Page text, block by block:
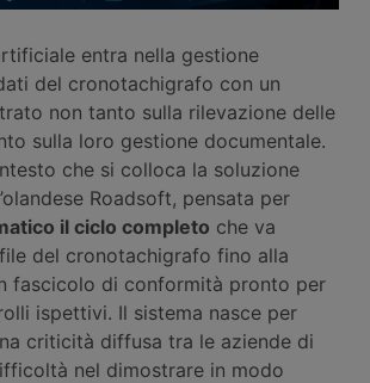
entra nella gestione
del cronotachigrafo con un
non tanto sulla rilevazione delle
sulla loro gestione documentale.
che si colloca la soluzione
Roadsoft, pensata per
il ciclo completo che va
file del cronotachigrafo fino alla
fascicolo di conformità pronto per
ispettivi. Il sistema nasce per
criticità diffusa tra le aziende di
nel dimostrare in modo